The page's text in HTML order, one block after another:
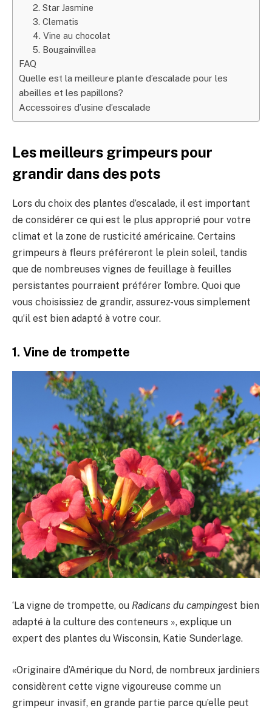
2. Star Jasmine
3. Clematis
4. Vine au chocolat
5. Bougainvillea
FAQ
Quelle est la meilleure plante d’escalade pour les
abeilles et les papillons?
Accessoires d’usine d’escalade
Les meilleurs grimpeurs pour
grandir dans des pots
Lors du choix des plantes d’escalade, il est important
de considérer ce qui est le plus approprié pour votre
climat et la zone de rusticité américaine. Certains
grimpeurs à fleurs préféreront le plein soleil, tandis
que de nombreuses vignes de feuillage à feuilles
persistantes pourraient préférer l’ombre. Quoi que
vous choisissiez de grandir, assurez-vous simplement
qu’il est bien adapté à votre cour.
1. Vine de trompette
‘La vigne de trompette, ou Radicans du campingest bien
adapté à la culture des conteneurs », explique un
expert des plantes du Wisconsin, Katie Sunderlage.
«Originaire d’Amérique du Nord, de nombreux jardiniers
considèrent cette vigne vigoureuse comme un
grimpeur invasif, en grande partie parce qu’elle peut